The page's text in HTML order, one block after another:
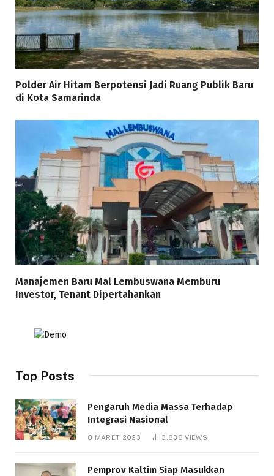
Polder Air Hitam Berpotensi Jadi Ruang Publik Baru
di Kota Samarinda
Manajemen Baru Mal Lembuswana Memburu
Investor, Tenant Dipertahankan
Top Posts
Pengaruh Media Massa Terhadap
Integrasi Nasional
8 MARET 2023 3,838VIEWS
Pemprov Kaltim Siap Masukkan